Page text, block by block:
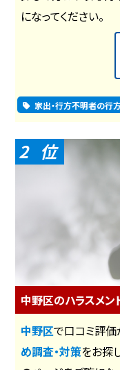
になってください。
家出・行方不明者の行
2
中野区のハラスメン
中野区で口コミ評
め調査・対策をお探